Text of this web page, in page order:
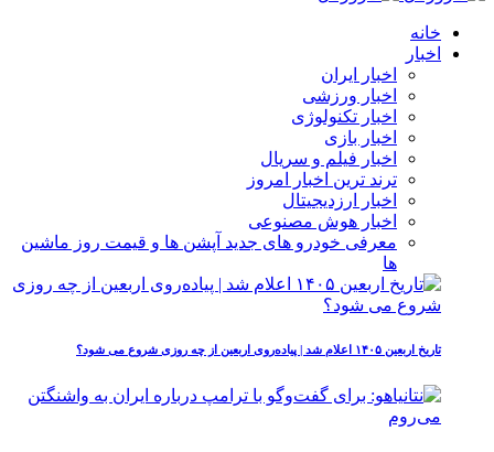
خانه
اخبار
اخبار ایران
اخبار ورزشی
اخبار تکنولوژی
اخبار بازی
اخبار فیلم و سریال
ترند ترین اخبار امروز
اخبار ارزدیجیتال
اخبار هوش مصنوعی
معرفی خودرو های جدید آپشن‌ ها و قیمت روز ماشین‌
ها
تاریخ اربعین ۱۴۰۵ اعلام شد | پیاده‌روی اربعین از چه روزی شروع می‌ شود؟